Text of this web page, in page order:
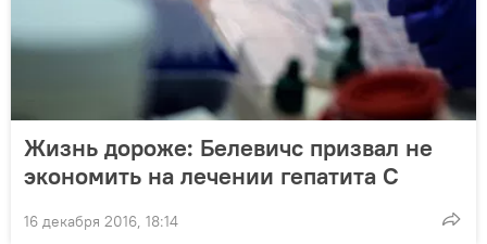
Жизнь дороже: Белевичс призвал не
экономить на лечении гепатита С
16 декабря 2016, 18:14